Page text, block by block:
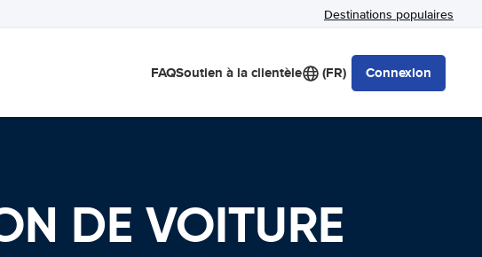
Destinations populaires
FAQSoutien à la clientèle (FR) Connexion
DE VOITURE